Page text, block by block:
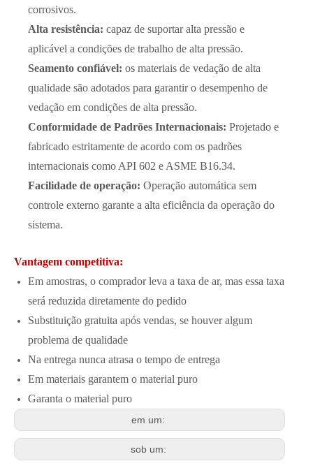
corrosivos.
Alta resistência: capaz de suportar alta pressão e
aplicável a condições de trabalho de alta pressão.
Seamento confiável: os materiais de vedação de alta
qualidade são adotados para garantir o desempenho de
vedação em condições de alta pressão.
Conformidade de Padrões Internacionais: Projetado e
fabricado estritamente de acordo com os padrões
internacionais como API 602 e ASME B16.34.
Facilidade de operação: Operação automática sem
controle externo garante a alta eficiência da operação do
sistema.
Vantagem competitiva:
Em amostras, o comprador leva a taxa de ar, mas essa taxa
será reduzida diretamente do pedido
Substituição gratuita após vendas, se houver algum
problema de qualidade
Na entrega nunca atrasa o tempo de entrega
Em materiais garantem o material puro
Garanta o material puro
em um:
sob um: